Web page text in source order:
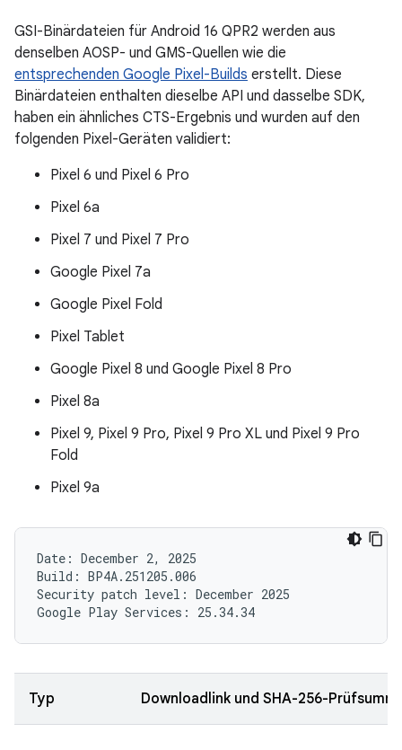
GSI-Binärdateien für Android 16 QPR2 werden aus
denselben AOSP- und GMS-Quellen wie die
entsprechenden Google Pixel-Builds erstellt. Diese
Binärdateien enthalten dieselbe API und dasselbe SDK,
haben ein ähnliches CTS-Ergebnis und wurden auf den
folgenden Pixel-Geräten validiert:
Pixel 6 und Pixel 6 Pro
Pixel 6a
Pixel 7 und Pixel 7 Pro
Google Pixel 7a
Google Pixel Fold
Pixel Tablet
Google Pixel 8 und Google Pixel 8 Pro
Pixel 8a
Pixel 9, Pixel 9 Pro, Pixel 9 Pro XL und Pixel 9 Pro
Fold
Pixel 9a
Date: December 2, 2025
Build: BP4A.251205.006
Security patch level: December 2025
Typ Downloadlink und SHA-256-